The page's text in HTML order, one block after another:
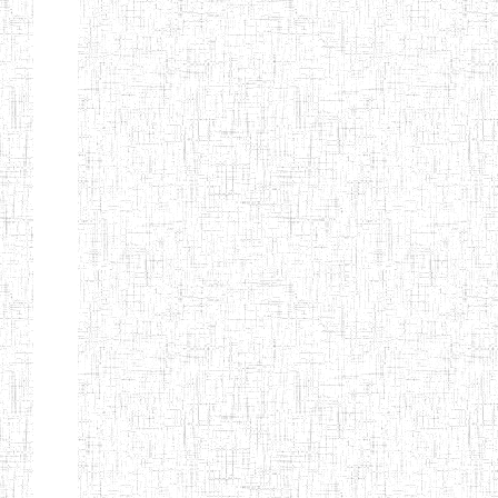
Etablissements
d'enseignement
secondaire
technique
et
professionnel
ESTP
Etablissements